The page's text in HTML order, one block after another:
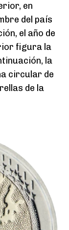
en
del país
el año de
figura la
la
circular de
de la